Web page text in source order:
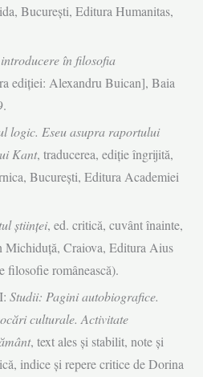
Bucureşti, Editura Humanitas,
în filosofia
ediţiei: Alexandru Buican], Baia
logic. Eseu asupra raportului
Kant, traducerea, ediţie îngrijită,
Bucureşti, Editura Academiei
ştiinţei, ed. critică, cuvânt înainte,
Michiduţă, Craiova, Editura Aius
filosofie românească).
Studii: Pagini autobiografice.
culturale. Activitate
, text ales şi stabilit, note şi
indice şi repere critice de Dorina